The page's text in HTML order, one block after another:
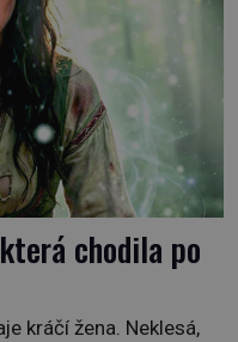
chodila po
kráčí žena. Neklesá,